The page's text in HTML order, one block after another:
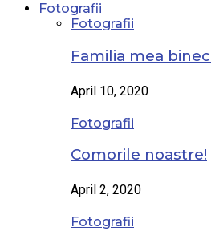
Fotografii
Fotografii
Familia mea
April 10, 2020
Fotografii
Comorile noastre!
April 2, 2020
Fotografii